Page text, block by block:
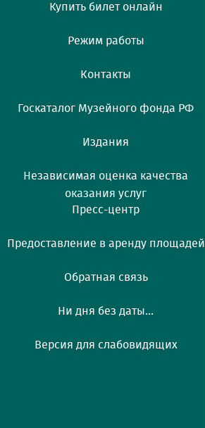
Купить билет онлайн
Режим работы
Контакты
Госкаталог Музейного фонда РФ
Издания
Независимая оценка качества
оказания услуг
Пресс-центр
Предоставление в аренду площадей
Обратная связь
Ни дня без даты...
Версия для слабовидящих